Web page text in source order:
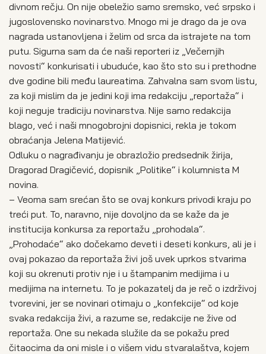
divnom rečju. On nije obeležio samo sremsko, već srpsko i
jugoslovensko novinarstvo. Mnogo mi je drago da je ova
nagrada ustanovljena i želim od srca da istrajete na tom
putu. Sigurna sam da će naši reporteri iz „Večernjih
novosti“ konkurisati i ubuduće, kao što sto su i prethodne
dve godine bili među laureatima. Zahvalna sam svom listu,
za koji mislim da je jedini koji ima redakciju „reportaža“ i
koji neguje tradiciju novinarstva. Nije samo redakcija
blago, već i naši mnogobrojni dopisnici, rekla je tokom
obraćanja Jelena Matijević.
Odluku o nagrađivanju je obrazložio predsednik žirija,
Dragorad Dragičević, dopisnik „Politike“ i kolumnista M
novina.
– Veoma sam srećan što se ovaj konkurs privodi kraju po
treći put. To, naravno, nije dovoljno da se kaže da je
institucija konkursa za reportažu „prohodala“.
„Prohodaće“ ako dočekamo deveti i deseti konkurs, ali je i
ovaj pokazao da reportaža živi još uvek uprkos stvarima
koji su okrenuti protiv nje i u štampanim medijima i u
medijima na internetu. To je pokazatelj da je reč o izdrživoj
tvorevini, jer se novinari otimaju o „konfekcije“ od koje
svaka redakcija živi, a razume se, redakcije ne žive od
reportaža. One su nekada služile da se pokažu pred
čitaocima da oni misle i o višem vidu stvaralaštva, kojem